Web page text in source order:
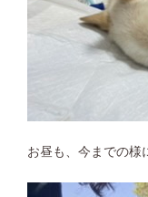
お昼も、今までの様